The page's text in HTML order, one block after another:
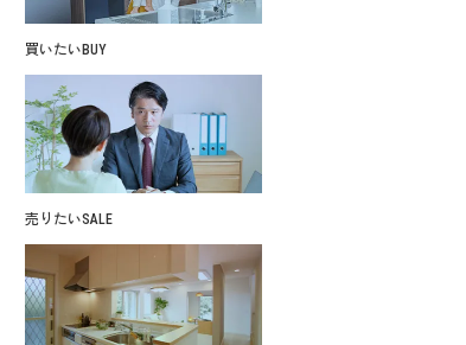
買いたい BUY
売りたいSALE